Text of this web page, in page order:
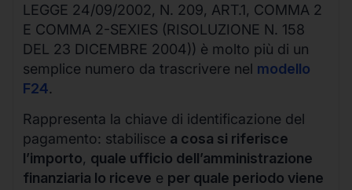
LEGGE 24/09/2002, N. 209, ART.1, COMMA 2
E COMMA 2-SEXIES (RISOLUZIONE N. 158
DEL 23 DICEMBRE 2004)) è molto più di un
semplice numero da trascrivere nel modello
F24.
Rappresenta la chiave di identificazione del
pagamento: stabilisce a cosa si riferisce
l’importo, quale ufficio dell’amministrazione
finanziaria lo riceve e per quale periodo viene